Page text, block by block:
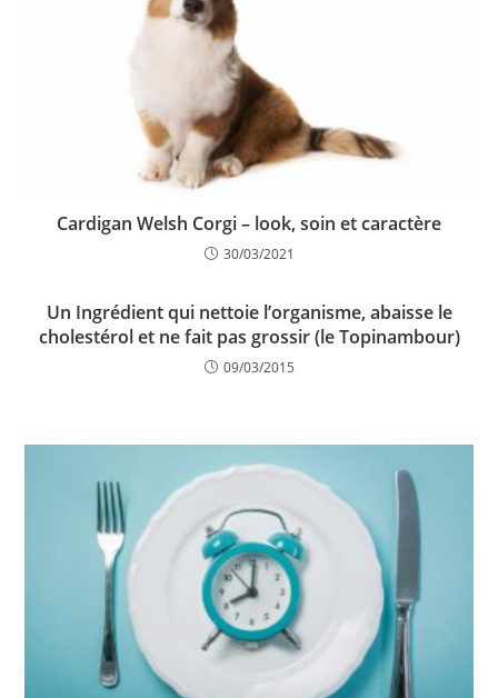
Cardigan Welsh Corgi – look, soin et caractère
30/03/2021
Un Ingrédient qui nettoie l’organisme, abaisse le
cholestérol et ne fait pas grossir (le Topinambour)
09/03/2015